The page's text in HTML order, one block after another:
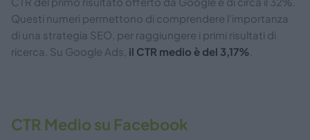
Questi numeri permettono di comprendere l'importanza
di una strategia SEO, per raggiungere i primi risultati di
ricerca. Su Google Ads, il CTR medio è del 3,17%
CTR Medio su Facebook